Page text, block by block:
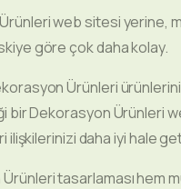
web sitesi
göre çok daha kolay.
Ürünleri
bir Dekorasyon Ürünleri
ilişkilerinizi daha iyi hale
tasarlaması hem